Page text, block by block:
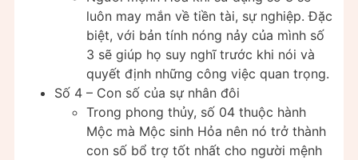
luôn may mắn về tiền tài, sự nghiệp. Đặc
biệt, với bản tính nóng nảy của mình số
3 sẽ giúp họ suy nghĩ trước khi nói và
quyết định những công việc quan trọng.
Số 4 – Con số của sự nhân đôi
Trong phong thủy, số 04 thuộc hành
Mộc mà Mộc sinh Hỏa nên nó trở thành
con số bổ trợ tốt nhất cho người mệnh